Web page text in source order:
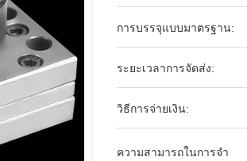
การบรรจุแบบมาตรฐาน:
ระยะเวลาการจัดส่ง:
วิธีการจ่ายเงิน:
ความสามารถในการจํา